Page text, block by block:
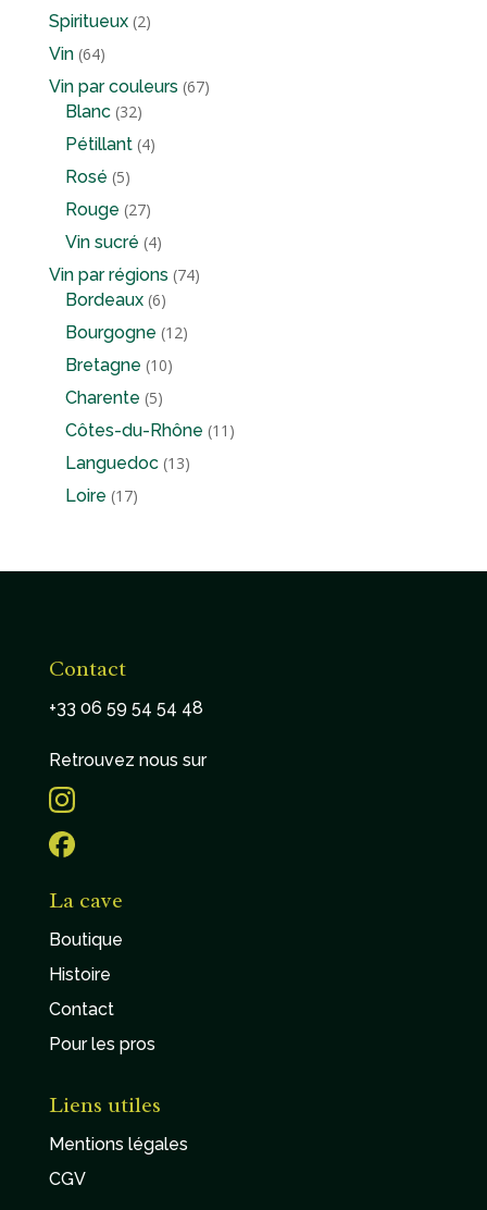
Spiritueux 22
Vin 6464
produits
Vin par couleurs 6767
Blanc 3232
produits
Pétillant 44
Rosé 55
produits
Rouge 2727
produits
Vin sucré 44
produits
Vin par régions 7474
Bordeaux 66
produits
Bourgogne 1212
Bretagne 1010
Charente 55
produits
Côtes-du-Rhône 11 11
Languedoc 1313
Loire 1717
Contact
+33 06 59 54 54 48
Retrouvez nous sur
La cave
Boutique
Histoire
Contact
Pour les pros
Liens utiles
Mentions légales
CGV